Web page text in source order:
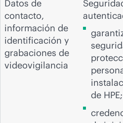
Datos de
contacto,
información de
identificación y
grabaciones de
videovigilancia
de HPE;